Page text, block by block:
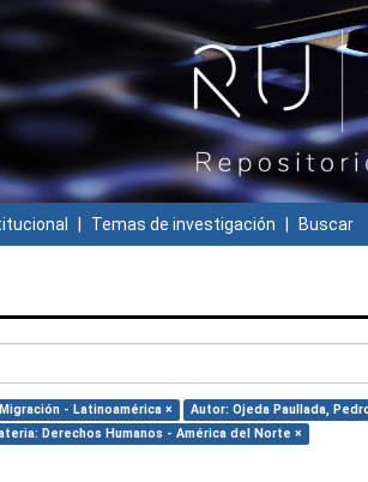
Temas de investigación Buscar
- Latinoamérica × Autor: Ojeda Paullada,
Derechos Humanos - América del Norte ×